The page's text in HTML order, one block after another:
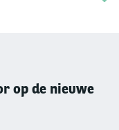
op de nieuwe